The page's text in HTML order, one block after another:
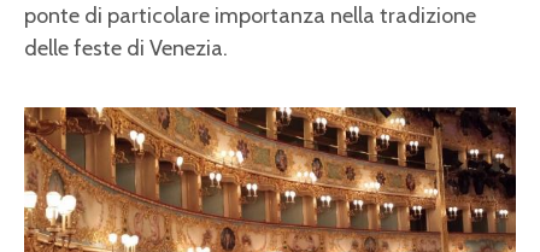
ponte di particolare importanza nella tradizione
delle feste di Venezia.